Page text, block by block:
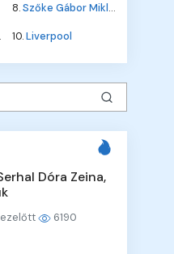
8.Szőke Gábor Miklós
10.Liverpool
Dóra Zeina,
ezelőtt 6190